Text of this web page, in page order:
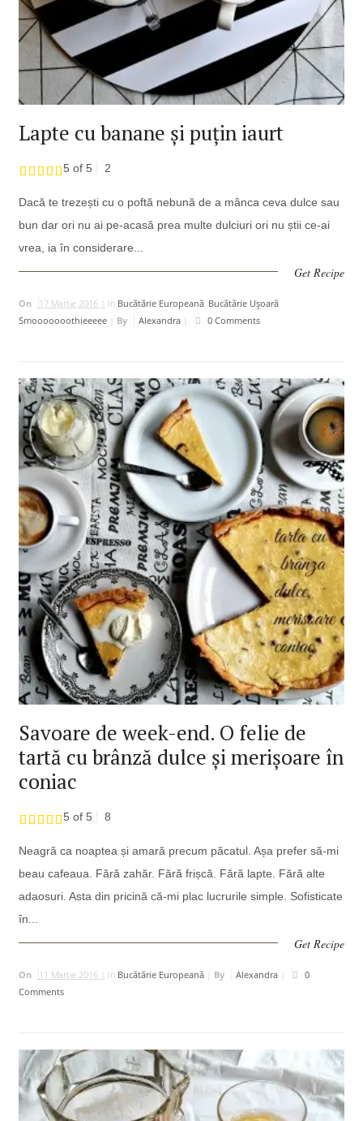
Lapte cu banane și puțin iaurt
5 of 5 2
Dacă te trezești cu o poftă nebună de a mânca ceva dulce sau
bun dar ori nu ai pe-acasă prea multe dulciuri ori nu știi ce-ai
vrea, ia în considerare...
Get Recipe
On 17 Martie 2016 | In Bucătărie Europeană, Bucătărie Uşoară,
Smooooooothieeeee| By Alexandra| 0 Comments
Savoare de week-end. O felie de
tartă cu brânză dulce și merișoare în
coniac
5 of 5 8
Neagră ca noaptea și amară precum păcatul. Așa prefer să-mi
beau cafeaua. Fără zahăr. Fără frișcă. Fără lapte. Fără alte
adaosuri. Asta din pricină că-mi plac lucrurile simple. Sofisticate
în...
Get Recipe
On 11 Martie 2016 | In Bucătărie Europeană| By Alexandra|
0
Comments